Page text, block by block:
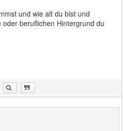
und wie alt du bist und
beruflichen Hintergrund du